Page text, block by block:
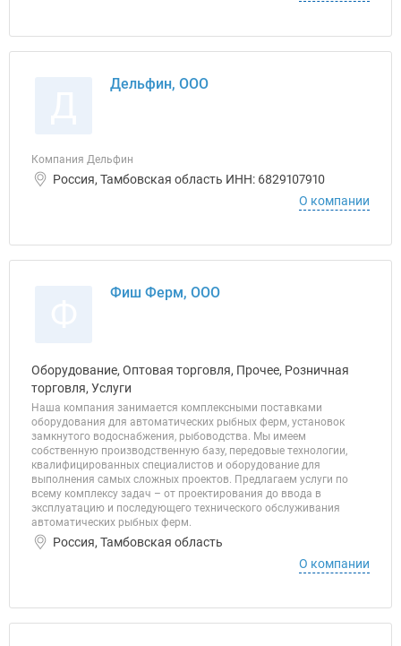
Дельфин, ООО
Компания Дельфин
Россия, Тамбовская область ИНН: 6829107910
О компании
Фиш Ферм, ООО
Оборудование, Оптовая торговля, Прочее, Розничная
торговля, Услуги
Наша компания занимается комплексными поставками
оборудования для автоматических рыбных ферм, установок
замкнутого водоснабжения, рыбоводства. Мы имеем
собственную производственную базу, передовые технологии,
квалифицированных специалистов и оборудование для
выполнения самых сложных проектов. Предлагаем услуги по
всему комплексу задач – от проектирования до ввода в
эксплуатацию и последующего технического обслуживания
автоматических рыбных ферм.
Россия, Тамбовская область
О компании